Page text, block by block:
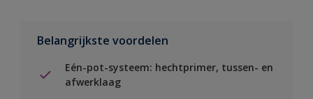
Belangrijkste voordelen
Eén-pot-systeem: hechtprimer, tussen- en
afwerklaag